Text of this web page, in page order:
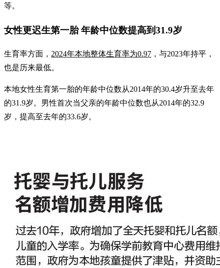
等。
女性更迟生第一胎 年龄中位数提高到31.9岁
生育率方面， 2024年本地整体生育率为0.97 ，与2023年持平，
也是历来最低。
本地女性生育第一胎的年龄中位数从2014年的30.4岁升至去年
的31.9岁。男性首次当父亲的年龄中位数也从2014年的32.9
岁，提高至去年的33.6岁。